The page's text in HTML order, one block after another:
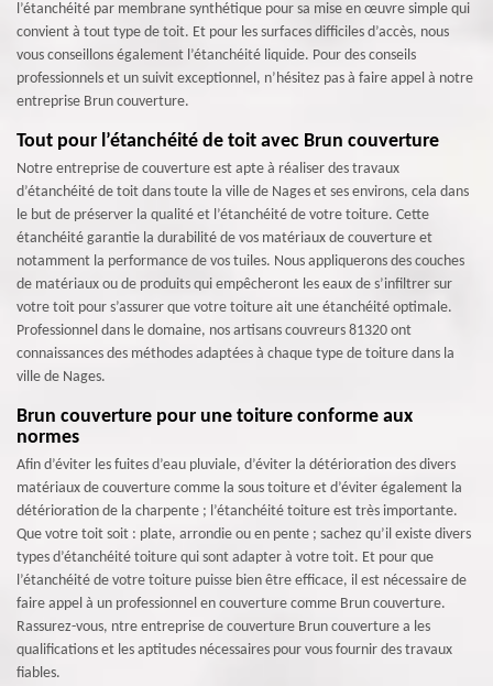
l’étanchéité par membrane synthétique pour sa mise en œuvre simple qui
convient à tout type de toit. Et pour les surfaces difficiles d’accès, nous
vous conseillons également l’étanchéité liquide. Pour des conseils
professionnels et un suivit exceptionnel, n’hésitez pas à faire appel à notre
entreprise Brun couverture.
Tout pour l’étanchéité de toit avec Brun couverture
Notre entreprise de couverture est apte à réaliser des travaux
d’étanchéité de toit dans toute la ville de Nages et ses environs, cela dans
le but de préserver la qualité et l’étanchéité de votre toiture. Cette
étanchéité garantie la durabilité de vos matériaux de couverture et
notamment la performance de vos tuiles. Nous appliquerons des couches
de matériaux ou de produits qui empêcheront les eaux de s’infiltrer sur
votre toit pour s’assurer que votre toiture ait une étanchéité optimale.
Professionnel dans le domaine, nos artisans couvreurs 81320 ont
connaissances des méthodes adaptées à chaque type de toiture dans la
ville de Nages.
Brun couverture pour une toiture conforme aux
normes
Afin d’éviter les fuites d’eau pluviale, d’éviter la détérioration des divers
matériaux de couverture comme la sous toiture et d’éviter également la
détérioration de la charpente ; l’étanchéité toiture est très importante.
Que votre toit soit : plate, arrondie ou en pente ; sachez qu’il existe divers
types d’étanchéité toiture qui sont adapter à votre toit. Et pour que
l’étanchéité de votre toiture puisse bien être efficace, il est nécessaire de
faire appel à un professionnel en couverture comme Brun couverture.
Rassurez-vous, ntre entreprise de couverture Brun couverture a les
qualifications et les aptitudes nécessaires pour vous fournir des travaux
fiables.